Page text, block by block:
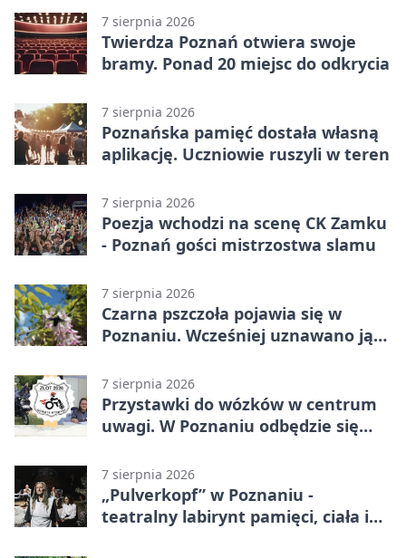
7 sierpnia 2026
Twierdza Poznań otwiera swoje
bramy. Ponad 20 miejsc do odkrycia
7 sierpnia 2026
Poznańska pamięć dostała własną
aplikację. Uczniowie ruszyli w teren
7 sierpnia 2026
Poezja wchodzi na scenę CK Zamku
- Poznań gości mistrzostwa slamu
7 sierpnia 2026
Czarna pszczoła pojawia się w
Poznaniu. Wcześniej uznawano ją
7 sierpnia 2026
Przystawki do wózków w centrum
uwagi. W Poznaniu odbędzie się
7 sierpnia 2026
„Pulverkopf” w Poznaniu -
teatralny labirynt pamięci, ciała i